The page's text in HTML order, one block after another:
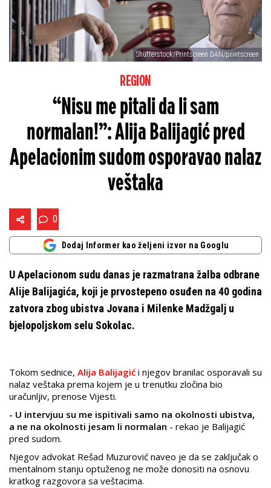
Shutterstock/Printscreen DAN/printscreen
REGION
“Nisu me pitali da li sam
normalan!”: Alija Balijagić pred
Apelacionim sudom osporavao nalaz
veštaka
0
Dodaj Informer kao željeni izvor na Googlu
U Apelacionom sudu danas je razmatrana žalba odbrane
Alije Balijagića, koji je prvostepeno osuđen na 40 godina
zatvora zbog ubistva Jovana i Milenke Madžgalj u
bjelopoljskom selu Sokolac.
Tokom sednice, Alija Balijagić i njegov branilac osporavali su
nalaz veštaka prema kojem je u trenutku zločina bio
uračunljiv, prenose Vijesti.
- U intervjuu su me ispitivali samo na okolnosti ubistva,
a ne na okolnosti jesam li normalan - rekao je Balijagić
pred sudom.
Njegov advokat Rešad Muzurović naveo je da se zaključak o
mentalnom stanju optuženog ne može donositi na osnovu
kratkog razgovora sa veštacima.